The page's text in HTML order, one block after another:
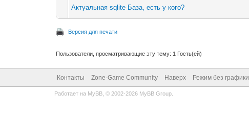
Актуальная sqlite База, есть у кого?
Версия для печати
Пользователи, просматривающие эту тему: 1 Гость(ей)
Контакты Zone-Game Community Наверх Режим без графики
Работает на MyBB, © 2002-2026 MyBB Group.